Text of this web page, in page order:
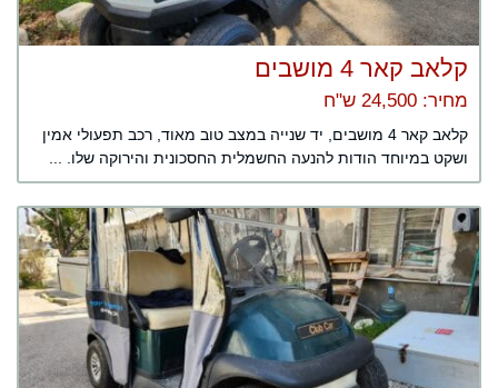
קלאב קאר 4 מושבים
מחיר: 24,500 ש"ח
קלאב קאר 4 מושבים, יד שנייה במצב טוב מאוד, רכב תפעולי אמין
ושקט במיוחד הודות להנעה החשמלית החסכונית והירוקה שלו. ...